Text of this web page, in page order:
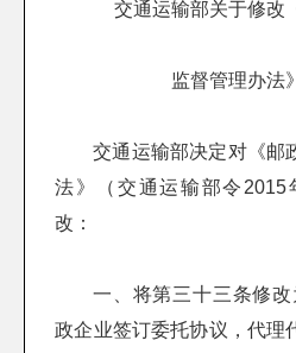
交通运输部关于修改
监督管理办法
交通运输部决定对《邮
法》（交通运输部令2015
改：
一、将第三十三条修
政企业签订委托协议，代理